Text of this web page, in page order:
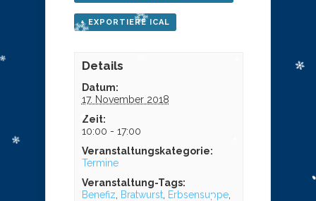
+ EXPORTIERE ICAL
Details
Datum:
17. November 2018
Zeit:
10:00 - 17:00
Veranstaltungskategorie:
Termine
Veranstaltung-Tags:
Benefiz
Bratwurst, Erbsensuppe,